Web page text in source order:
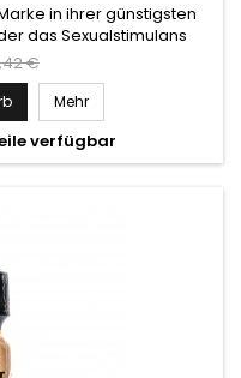
in ihrer günstigsten
das Sexualstimulans
Rush ist vom Etikett
Rush bleibt jedoch als
Rush ist ideal für eine
letzten Hemmungen zu
€
Mehr
verfügbar